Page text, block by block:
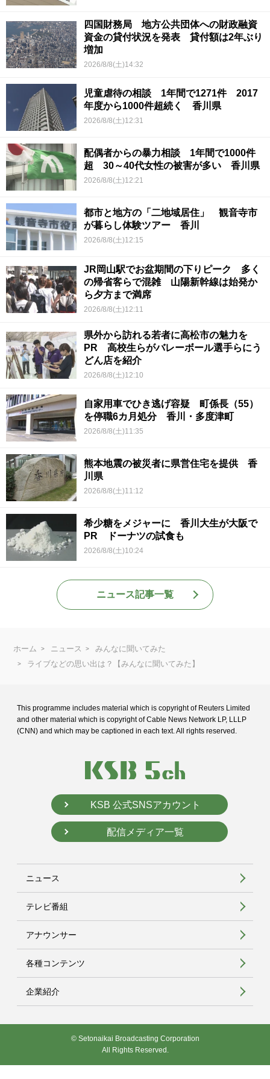
四国財務局 地方公共団体への財政融資
資金の貸付状況を発表 貸付額は2年ぶり
増加
2026/8/8(土)14:32
児童虐待の相談 1年間で1271件 2017
年度から1000件超続く 香川県
2026/8/8(土)12:31
配偶者からの暴力相談 1年間で1000件
超 30～40代女性の被害が多い 香川県
2026/8/8(土)12:21
都市と地方の「二地域居住」 観音寺市
が暮らし体験ツアー 香川
2026/8/8(土)12:15
JR岡山駅でお盆期間の下りピーク 多く
の帰省客らで混雑 山陽新幹線は始発か
ら夕方まで満席
2026/8/8(土)12:11
県外から訪れる若者に高松市の魅力を
PR 高校生らがバレーボール選手らにう
どん店を紹介
2026/8/8(土)12:10
自家用車でひき逃げ容疑 町係長（55）
を停職6カ月処分 香川・多度津町
2026/8/8(土)11:35
熊本地震の被災者に県営住宅を提供 香
川県
2026/8/8(土)11:12
希少糖をメジャーに 香川大生が大阪で
PR ドーナツの試食も
2026/8/8(土)10:24
ニュース記事一覧
ホーム ニュース
みんなに聞いてみた
ライブなどの思い出は？【みんなに聞いてみた】
This programme includes material which is copyright of Reuters Limited
and other material which is copyright of Cable News Network LP, LLLP
(CNN) and which may be captioned in each text. All rights reserved.
KSB 公式SNSアカウント
配信メディア一覧
ニュース
テレビ番組
アナウンサー
各種コンテンツ
企業紹介
© Setonaikai Broadcasting Corporation
All Rights Reserved.